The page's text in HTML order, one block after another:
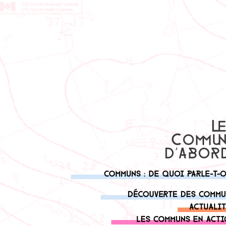
Communs : de quoi parle-t-
Découverte des
Les communs en